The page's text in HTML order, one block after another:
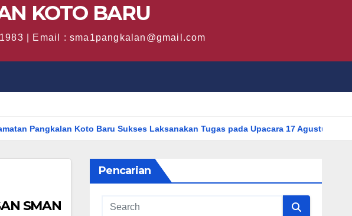
KOTO BARU
| Email : sma1pangkalan@gmail.com
Koto Baru Sukses Laksanakan Tugas pada Upacara 17 Agustus 2025
SMAN
Pencarian